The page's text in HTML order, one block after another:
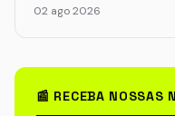
02 ago 2026
📰 RECEBA NOSSAS